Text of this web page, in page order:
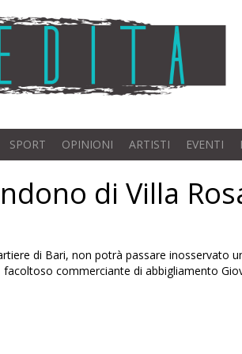
SPORT OPINIONI ARTISTI EVENTI
di Villa
di Bari, non potrà passare
commerciante di abbigliamento